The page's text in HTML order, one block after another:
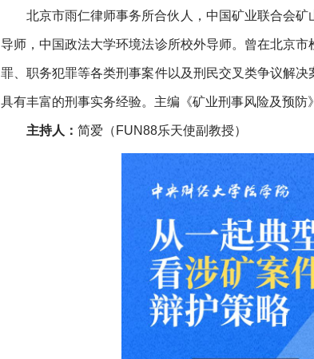
北京市雨仁律师事务所合伙人，中国矿业联合会
导师，中国政法大学环境法诊所校外导师。曾在北京
罪、职务犯罪等各类刑事案件以及刑民交叉类争议解
具有丰富的刑事实务经验。主编《矿业刑事风险及预防
主持人： 简爱（FUN88乐天使副教授）